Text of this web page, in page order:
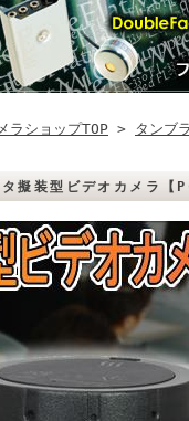
ラショップTOP >
タンブ
擬装型ビデオカメラ【